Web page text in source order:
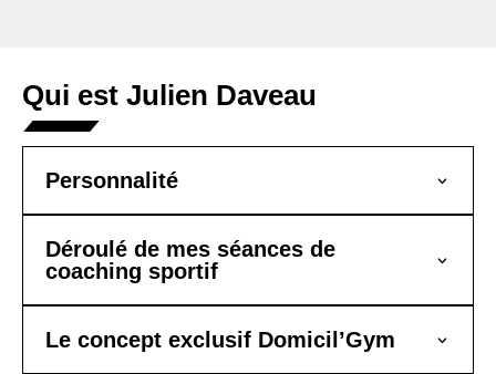
Qui est Julien Daveau
Personnalité
Déroulé de mes séances de
coaching sportif
Le concept exclusif Domicil’Gym